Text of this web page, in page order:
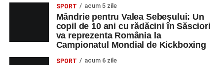
SPORT acum 5 zile
Mândrie pentru Valea Sebeșului: Un
copil de 10 ani cu rădăcini în Săsciori
va reprezenta România la
Campionatul Mondial de Kickboxing
SPORT acum 6 zile